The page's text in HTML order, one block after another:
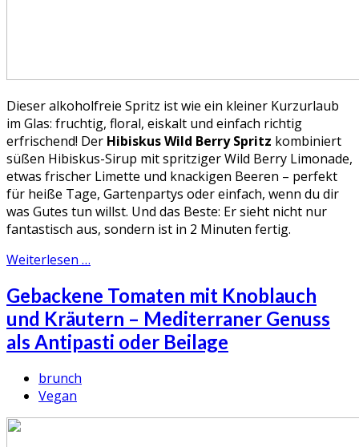
Dieser alkoholfreie Spritz ist wie ein kleiner Kurzurlaub
im Glas: fruchtig, floral, eiskalt und einfach richtig
erfrischend! Der Hibiskus Wild Berry Spritz kombiniert
süßen Hibiskus-Sirup mit spritziger Wild Berry Limonade,
etwas frischer Limette und knackigen Beeren – perfekt
für heiße Tage, Gartenpartys oder einfach, wenn du dir
was Gutes tun willst. Und das Beste: Er sieht nicht nur
fantastisch aus, sondern ist in 2 Minuten fertig.
Weiterlesen …
Gebackene Tomaten mit Knoblauch
und Kräutern – Mediterraner Genuss
als Antipasti oder Beilage
brunch
Vegan